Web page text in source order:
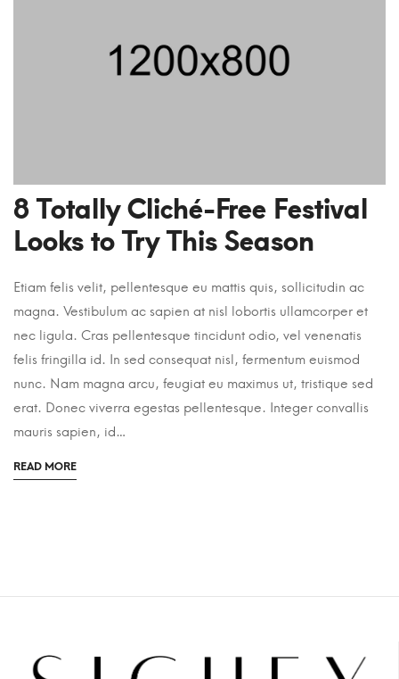
8 Totally Cliché-Free Festival
Looks to Try This Season
Etiam felis velit, pellentesque eu mattis quis, sollicitudin ac
magna. Vestibulum ac sapien at nisl lobortis ullamcorper et
nec ligula. Cras pellentesque tincidunt odio, vel venenatis
felis fringilla id. In sed consequat nisl, fermentum euismod
nunc. Nam magna arcu, feugiat eu maximus ut, tristique sed
erat. Donec viverra egestas pellentesque. Integer convallis
mauris sapien, id…
READ MORE